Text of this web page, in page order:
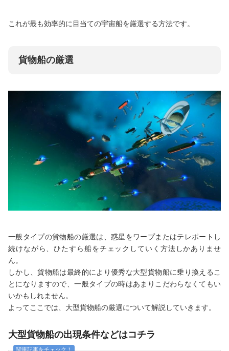
これが最も効率的に目当ての宇宙船を厳選する方法です。
貨物船の厳選
一般タイプの貨物船の厳選は、惑星をワープまたはテレポートし
続けながら、ひたすら船をチェックしていく方法しかありませ
ん。
しかし、貨物船は最終的により優秀な大型貨物船に乗り換えるこ
とになりますので、一般タイプの時はあまりこだわらなくてもい
いかもしれません。
よってここでは、大型貨物船の厳選について解説していきます。
大型貨物船の出現条件などはコチラ